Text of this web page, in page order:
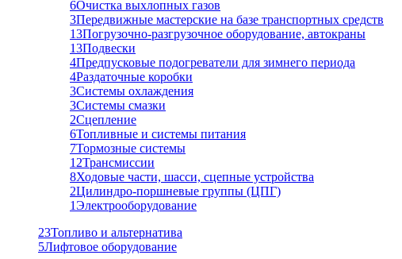
6Очистка выхлопных газов
3Передвижные мастерские на базе транспортных средств
13Погрузочно-разгрузочное оборудование, автокраны
13Подвески
4Предпусковые подогреватели для зимнего периода
4Раздаточные коробки
3Системы охлаждения
3Системы смазки
2Сцепление
6Топливные и системы питания
7Тормозные системы
12Трансмиссии
8Ходовые части, шасси, сцепные устройства
2Цилиндро-поршневые группы (ЦПГ)
1Электрооборудование
23Топливо и альтернатива
5Лифтовое оборудование